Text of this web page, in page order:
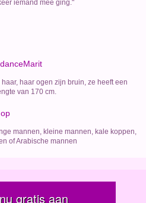
iemand mee ging."
haar ogen zijn bruin, ze heeft een
van 170 cm.
mannen, kleine mannen, kale koppen,
of Arabische mannen